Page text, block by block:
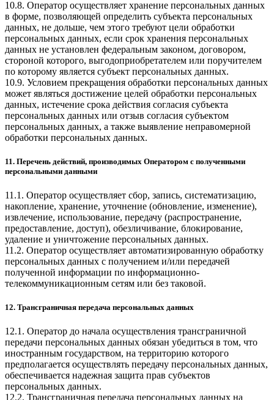
10.8. Оператор осуществляет хранение персональных данных
в форме, позволяющей определить субъекта персональных
данных, не дольше, чем этого требуют цели обработки
персональных данных, если срок хранения персональных
данных не установлен федеральным законом, договором,
стороной которого, выгодоприобретателем или поручителем
по которому является субъект персональных данных.
10.9. Условием прекращения обработки персональных данных
может являться достижение целей обработки персональных
данных, истечение срока действия согласия субъекта
персональных данных или отзыв согласия субъектом
персональных данных, а также выявление неправомерной
обработки персональных данных.
11. Перечень действий, производимых Оператором с полученными
персональными данными
11.1. Оператор осуществляет сбор, запись, систематизацию,
накопление, хранение, уточнение (обновление, изменение),
извлечение, использование, передачу (распространение,
предоставление, доступ), обезличивание, блокирование,
удаление и уничтожение персональных данных.
11.2. Оператор осуществляет автоматизированную обработку
персональных данных с получением и/или передачей
полученной информации по информационно-
телекоммуникационным сетям или без таковой.
12. Трансграничная передача персональных данных
12.1. Оператор до начала осуществления трансграничной
передачи персональных данных обязан убедиться в том, что
иностранным государством, на территорию которого
предполагается осуществлять передачу персональных данных,
обеспечивается надежная защита прав субъектов
персональных данных.
12.2. Трансграничная передача персональных данных на